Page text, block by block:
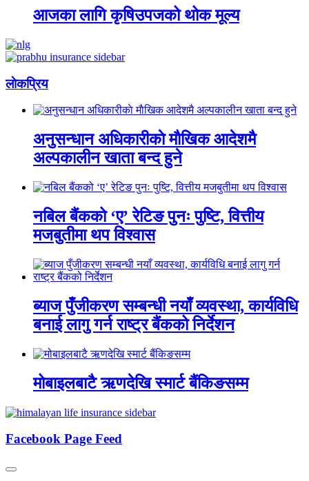
आजका लागि कृषिउपजको थोक मूल्य
लाेकप्रिय
अनुसन्धान अधिकारीकाे माैखिक आदेशमै
अल्पकालीन खाता बन्द हुने
नबिल बैंकको ‘ए’ रेटिङ पुनः पुष्टि, वित्तीय
मजबुतीमा थप विश्वास
ब्याज पुँजीकरण सम्बन्धी नयाँ व्यवस्था, कार्यविधि
बनाई लागु गर्न राष्ट्र बैंकको निर्देशन
मोबाइलबाटै ऋणदेखि स्मार्ट बैंकिङसम्म
Facebook Page Feed